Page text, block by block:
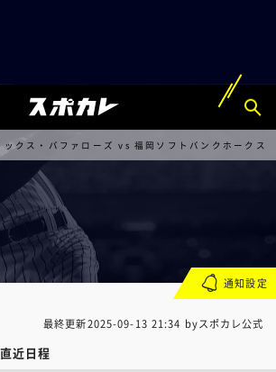
ックス・バファローズ vs 福岡ソフトバンクホークス
最終更新2025-09-13 21:34 byスポカレ公式
近日程
通知設定